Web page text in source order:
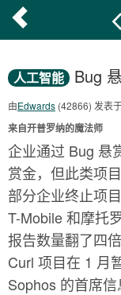
人工智能 Bug
由Edwards (42866) 发表
来自开普罗纳的魔法师
企业通过 Bug 悬
赏金，但此类项
部分企业终止项
T-Mobile 和摩托
报告数量翻了四
Curl 项目在 1 月
Sophos 的首席